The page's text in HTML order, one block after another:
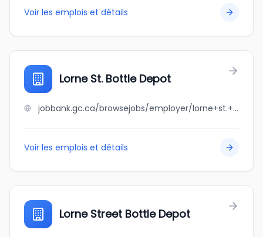
Voir les emplois et détails
Lorne St. Bottle Depot
jobbank.gc.ca/browsejobs/employer/lorne+st.+bottle+depot/ca
Voir les emplois et détails
Lorne Street Bottle Depot